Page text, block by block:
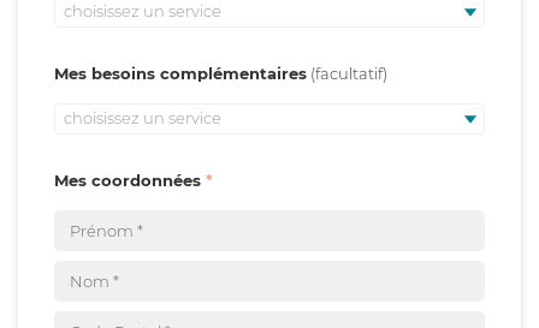
choisissez un service
Mes besoins complémentaires
choisissez un service
Mes coordonnées